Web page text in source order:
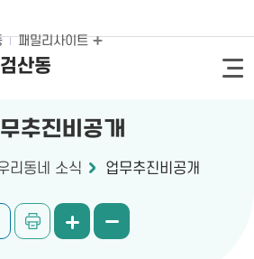
검산동
패밀리사이트
추진비공개
리동네 소식 업무추진비공개